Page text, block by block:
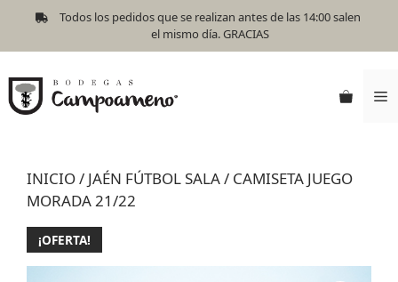
Todos los pedidos que se realizan antes de las 14:00 salen
el mismo día. GRACIAS
INICIO/ JAÉN FÚTBOL SALA/ CAMISETA JUEGO
MORADA 21/22
¡OFERTA!